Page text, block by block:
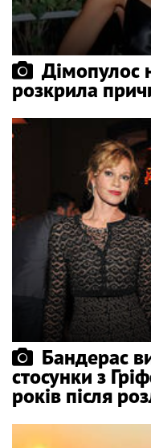
Дімопулос
розкрила
Бандерас
стосунки з
років після